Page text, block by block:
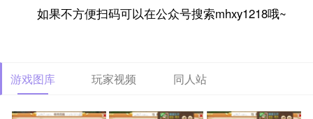
如果不方便扫码可以在公众号搜索mhxy1218哦~
游戏图库 玩家视频 同人站